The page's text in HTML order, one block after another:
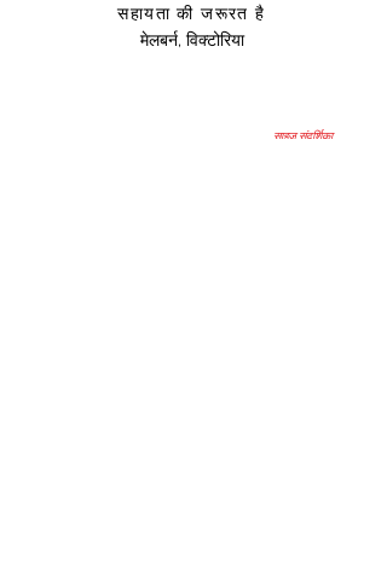
सहायता की जरूरत है
मेलबर्न, विक्टोरिया
साइज़ संदर्शिका